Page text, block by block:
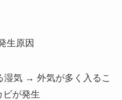
生原因
湿気 → 外気が多く入るこ
ビが発生